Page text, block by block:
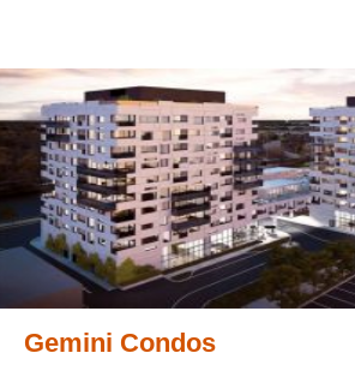
Gemini Condos